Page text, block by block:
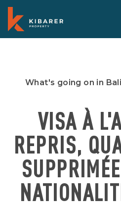
What's going on in Bali
VISA À
REPRIS,